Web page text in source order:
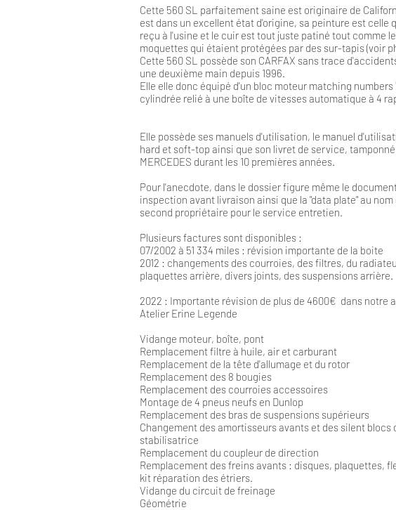
Cette 560 SL parfaitement saine est originaire de
est dans un excellent état d'origine, sa peinture est celle
reçu à l'usine et le cuir est tout juste patiné tout comme
moquettes qui étaient protégées par des sur-tapis (voir
Cette 560 SL possède son CARFAX sans trace
une deuxième main depuis 1996.
Elle elle donc équipé d'un bloc moteur matching numbers
cylindrée relié à une boîte de vitesses automatique à 4
Elle possède ses manuels d'utilisation, le manuel
hard et soft-top ainsi que son livret de service,
MERCEDES durant les 10 premières années.
Pour l'anecdote, dans le dossier figure même le
inspection avant livraison ainsi que la "data plate" au nom
second propriétaire pour le service entretien.
Plusieurs factures sont disponibles :
07/2002 à 51 334 miles : révision importante de la boite
2012 : changements des courroies, des filtres, du
plaquettes arrière, divers joints, des suspensions arrière.
2022 : Importante révision de plus de 4600€ dans notre
Atelier Erine Legende
Vidange moteur, boîte, pont
Remplacement filtre à huile, air et carburant
Remplacement de la tête d'allumage et du rotor
Remplacement des 8 bougies
Remplacement des courroies accessoires
Montage de 4 pneus neufs en Dunlop
Remplacement des bras de suspensions supérieurs
Changement des amortisseurs avants et des silent blocs
stabilisatrice
Remplacement du coupleur de direction
Remplacement des freins avants : disques, plaquettes,
kit réparation des étriers.
Vidange du circuit de freinage
Géométrie